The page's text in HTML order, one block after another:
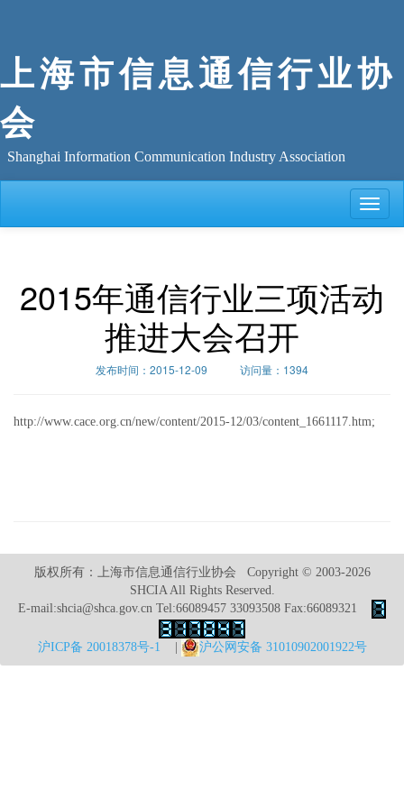
上海市信息通信行业协
会
Shanghai Information Communication Industry Association
Toggle
2015年通信行业三项活动
推进大会召开
发布时间：2015-12-09 访问量：1394
http://www.cace.org.cn/new/content/2015-12/03/content_1661117.htm;
版权所有：上海市信息通信行业协会 Copyright © 2003-2026
SHCIA All Rights Reserved.
E-mail:shcia@shca.gov.cn Tel:66089457 33093508 Fax:66089321
沪ICP备 20018378号-1 | 沪公网安备 31010902001922号